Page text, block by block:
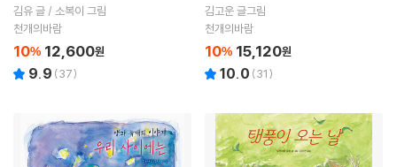
김유 글 / 소복이 그림
천개의바람
10% 12,600원
9.9 (37)
김고운 글그림
천개의바람
10% 15,120원
10.0 (31)